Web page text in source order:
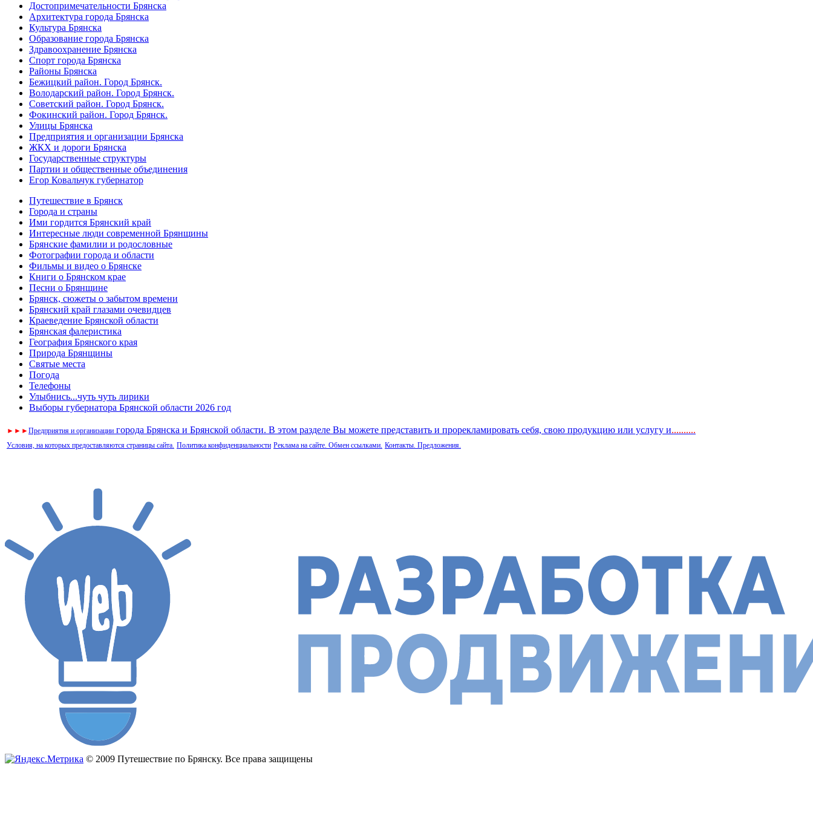
Достопримечательности Брянска
Архитектура города Брянска
Культура Брянска
Образование города Брянска
Здравоохранение Брянска
Спорт города Брянска
Районы Брянска
Бежицкий район. Город Брянск.
Володарский район. Город Брянск.
Советский район. Город Брянск.
Фокинский район. Город Брянск.
Улицы Брянска
Предприятия и организации Брянска
ЖКХ и дороги Брянска
Государственные структуры
Партии и общественные объединения
Егор Ковальчук губернатор
Путешествие в Брянск
Города и страны
Ими гордится Брянский край
Интересные люди современной Брянщины
Брянские фамилии и родословные
Фотографии города и области
Фильмы и видео о Брянске
Книги о Брянском крае
Песни о Брянщине
Брянск, сюжеты о забытом времени
Брянский край глазами очевидцев
Краеведение Брянской области
Брянская фалеристика
География Брянского края
Природа Брянщины
Святые места
Погода
Телефоны
Улыбнись...чуть чуть лирики
Выборы губернатора Брянской области 2026 год
► ► ►Предприятия и организации города Брянска и Брянской области. В этом разделе Вы можете представить и прорекламировать себя, свою продукцию или услугу и..........
Условия, на которых предоставляются страницы сайта. Политика конфиденциальности Реклама на сайте. Обмен ссылками. Контакты. Предложения.
© 2009 Путешествие по Брянску. Все права защищены